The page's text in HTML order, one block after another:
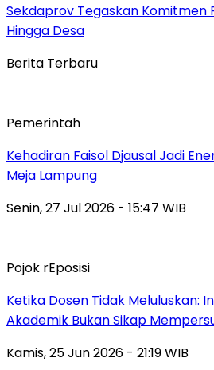
Sekdaprov Tegaskan Komitmen
Hingga Desa
Berita Terbaru
Pemerintah
Kehadiran Faisol Djausal Jadi
Meja Lampung
Senin, 27 Jul 2026 - 15:47 WIB
Pojok rEposisi
Ketika Dosen Tidak Meluluskan:
Akademik Bukan Sikap
Kamis, 25 Jun 2026 - 21:19 WIB